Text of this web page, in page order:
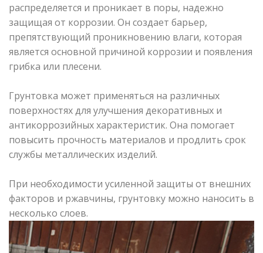
распределяется и проникает в поры, надежно
защищая от коррозии. Он создает барьер,
препятствующий проникновению влаги, которая
является основной причиной коррозии и появления
грибка или плесени.
Грунтовка может применяться на различных
поверхностях для улучшения декоративных и
антикоррозийных характеристик. Она помогает
повысить прочность материалов и продлить срок
службы металлических изделий.
При необходимости усиленной защиты от внешних
факторов и ржавчины, грунтовку можно наносить в
несколько слоев.